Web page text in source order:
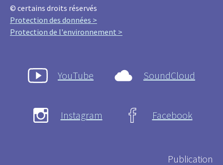
© certains droits réservés
Protection des données >
Protection de l'environnement >
YouTube SoundCloud
Instagram Facebook
Publication